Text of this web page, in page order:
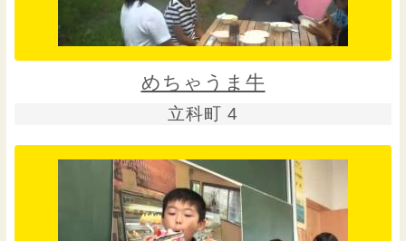
めちゃうま牛
立科町 4